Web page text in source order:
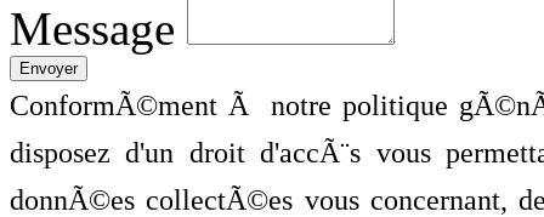
Message
ConformÃ©ment Ã notre politique
disposez d'un droit d'accÃ¨s vous
donnÃ©es collectÃ©es vous concernant,